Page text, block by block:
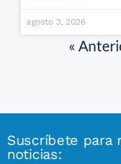
agosto 3, 2026
«
Suscríbete para
noticias: